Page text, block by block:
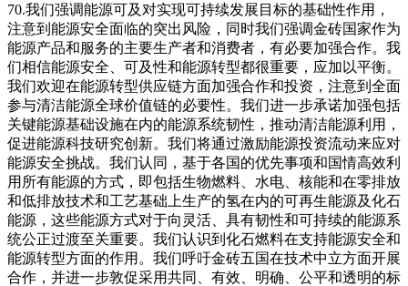
70.我们强调能源可及对实现可持续发展目标的基础性作用，
注意到能源安全面临的突出风险，同时我们强调金砖国家作为
能源产品和服务的主要生产者和消费者，有必要加强合作。我
们相信能源安全、可及性和能源转型都很重要，应加以平衡。
我们欢迎在能源转型供应链方面加强合作和投资，注意到全面
参与清洁能源全球价值链的必要性。我们进一步承诺加强包括
关键能源基础设施在内的能源系统韧性，推动清洁能源利用，
促进能源科技研究创新。我们将通过激励能源投资流动来应对
能源安全挑战。我们认同，基于各国的优先事项和国情高效利
用所有能源的方式，即包括生物燃料、水电、核能和在零排放
和低排放技术和工艺基础上生产的氢在内的可再生能源及化石
能源，这些能源方式对于向灵活、具有韧性和可持续的能源系
统公正过渡至关重要。我们认识到化石燃料在支持能源安全和
能源转型方面的作用。我们呼吁金砖五国在技术中立方面开展
合作，并进一步敦促采用共同、有效、明确、公平和透明的标